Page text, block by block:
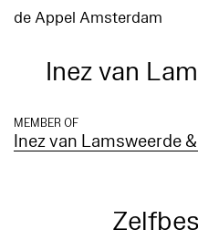
de Appel Amsterdam
Inez van
MEMBER OF
Inez van Lamsweerde